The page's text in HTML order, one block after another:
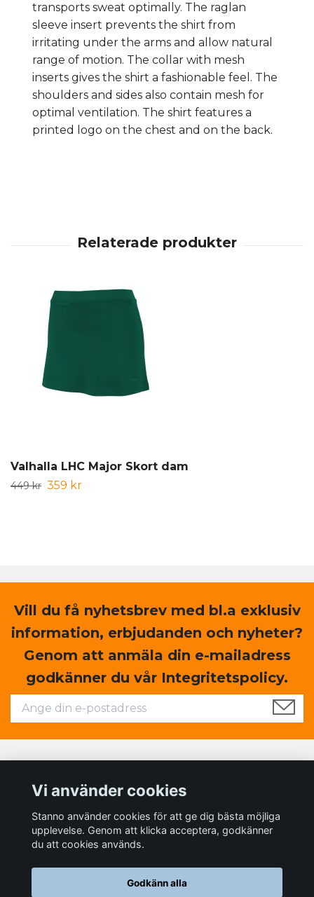
transports sweat optimally. The raglan
sleeve insert prevents the shirt from
irritating under the arms and allow natural
range of motion. The collar with mesh
inserts gives the shirt a fashionable feel. The
shoulders and sides also contain mesh for
optimal ventilation. The shirt features a
printed logo on the chest and on the back.
Valhalla LHC Major Skort dam
449 kr 359 kr
Vill du få nyhetsbrev med bl.a exklusiv
information, erbjudanden och nyheter?
Genom att anmäla din e-mailadress
godkänner du vår Integritetspolicy.
Sociala medier
Vi använder cookies
Stanno använder cookies för att ge dig bästa möjliga
upplevelse. Genom att klicka acceptera, godkänner
du att cookies används.
Godkänn alla